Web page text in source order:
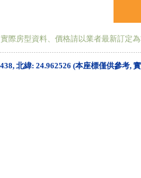
際房型資料、價格請以業者最新訂定
北緯: 24.962526 (本座標僅供參考,